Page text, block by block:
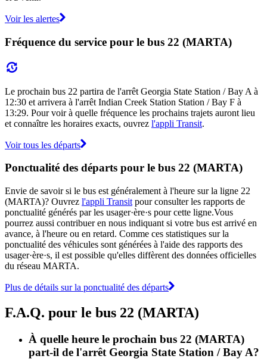
Voir les alertes
Fréquence du service pour le bus 22 (MARTA)
Le prochain bus 22 partira de l'arrêt Georgia State Station / Bay A à
12:30 et arrivera à l'arrêt Indian Creek Station Station / Bay F à
13:29. Pour voir à quelle fréquence les prochains trajets auront lieu
et connaître les horaires exacts, ouvrez l'appli Transit.
Voir tous les départs
Ponctualité des départs pour le bus 22 (MARTA)
Envie de savoir si le bus est généralement à l'heure sur la ligne 22
(MARTA)? Ouvrez l'appli Transit pour consulter les rapports de
ponctualité générés par les usager·ère·s pour cette ligne.Vous
pourrez aussi contribuer en nous indiquant si votre bus est arrivé en
avance, à l'heure ou en retard. Comme ces statistiques sur la
ponctualité des véhicules sont générées à l'aide des rapports des
usager·ère·s, il est possible qu'elles diffèrent des données officielles
du réseau MARTA.
Plus de détails sur la ponctualité des départs
F.A.Q. pour le bus 22 (MARTA)
À quelle heure le prochain bus 22 (MARTA)
part-il de l'arrêt Georgia State Station / Bay A?